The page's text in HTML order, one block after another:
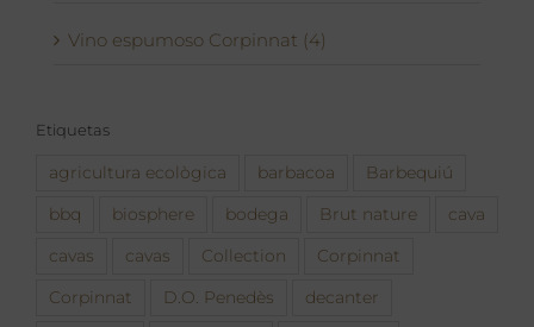
Vino espumoso Corpinnat (4)
Etiquetas
agricultura ecològica barbacoa Barbequiú
bbq biosphere bodega Brut nature cava
cavas cavas Collection Corpinnat
Corpinnat D.O. Penedès decanter